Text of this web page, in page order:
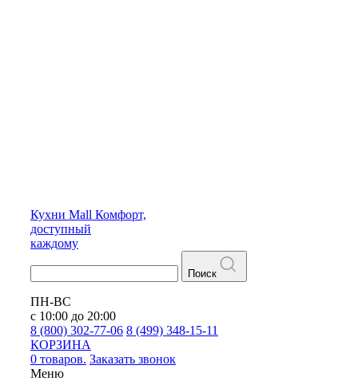
Кухни Mall Комфорт,
доступный
каждому
Поиск
ПН-ВС
с 10:00 до 20:00
8 (800) 302-77-06 8 (499) 348-15-11
КОРЗИНА
0 товаров. Заказать звонок
Меню